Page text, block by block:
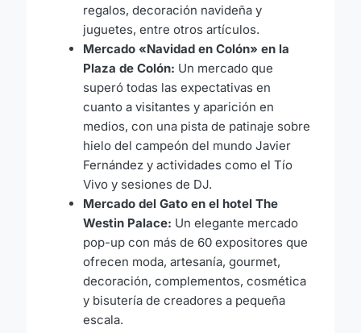
regalos, decoración navideña y
juguetes, entre otros artículos.
Mercado «Navidad en Colón» en la
Plaza de Colón: Un mercado que
superó todas las expectativas en
cuanto a visitantes y aparición en
medios, con una pista de patinaje sobre
hielo del campeón del mundo Javier
Fernández y actividades como el Tío
Vivo y sesiones de DJ.
Mercado del Gato en el hotel The
Westin Palace: Un elegante mercado
pop-up con más de 60 expositores que
ofrecen moda, artesanía, gourmet,
decoración, complementos, cosmética
y bisutería de creadores a pequeña
escala.